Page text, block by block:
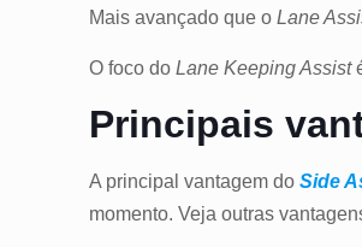
Mais avançado que oLane
O foco doLane Keeping Assist
Principais
A principal vantagem doSide
momento. Veja outras